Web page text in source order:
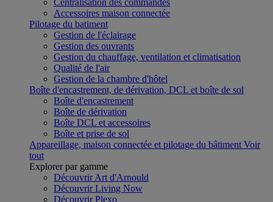
Centralisation des commandes
Accessoires maison connectée
Pilotage du batiment
Gestion de l'éclairage
Gestion des ouvrants
Gestion du chauffage, ventilation et climatisation
Qualité de l'air
Gestion de la chambre d'hôtel
Boîte d'encastrement, de dérivation, DCL et boîte de sol
Boîte d'encastrement
Boîte de dérivation
Boîte DCL et accessoires
Boîte et prise de sol
Appareillage, maison connectée et pilotage du bâtiment Voir
tout
Explorer par gamme
Découvrir Art d'Arnould
Découvrir Living Now
Découvrir Plexo